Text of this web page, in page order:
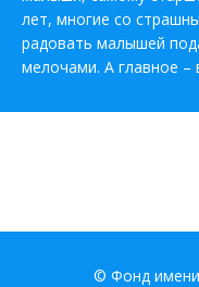
лет, многие со
радовать малышей
мелочами. А главное –
© Фонд